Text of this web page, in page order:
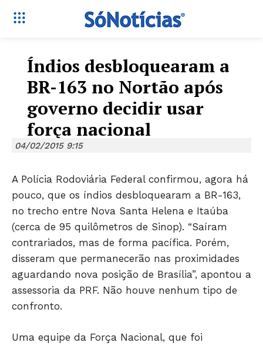
Índios desbloquearam a
BR-163 no Nortão após
governo decidir usar
força nacional
04/02/2015 9:15
A Polícia Rodoviária Federal confirmou, agora há
pouco, que os índios desbloquearam a BR-163,
no trecho entre Nova Santa Helena e Itaúba
(cerca de 95 quilômetros de Sinop). “Saíram
contrariados, mas de forma pacífica. Porém,
disseram que permanecerão nas proximidades
aguardando nova posição de Brasília”, apontou a
assessoria da PRF. Não houve nenhum tipo de
confronto.
Uma equipe da Força Nacional, que foi